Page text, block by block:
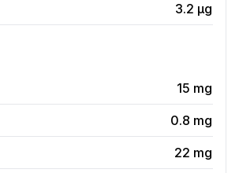
3.2 µg
15 mg
0.8 mg
22 mg